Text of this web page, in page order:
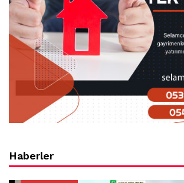
Haberler